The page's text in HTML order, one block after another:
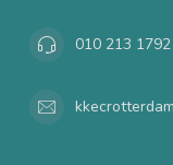
010 213 1792